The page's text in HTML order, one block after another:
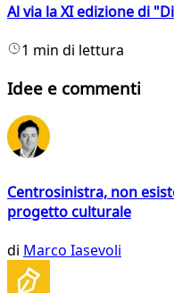
Al via la XI edizione di
1 min di lettura
Idee e commenti
Centrosinistra, non
progetto culturale
di Marco Iasevoli